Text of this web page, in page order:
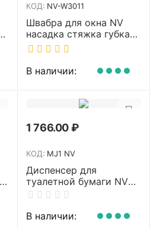
КОД: NV-W3011
Швабра для окна NV
насадка стяжка губка
30 см телескопическая
рукоятка 70-110 см NV-
W3011
В наличии:
1 766.00₽
КОД: MJ1 NV
Диспенсер для
туалетной бумаги NV
белый MJ1 NV
В наличии: